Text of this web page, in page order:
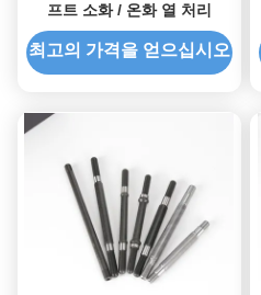
프트 소화 / 온화 열 처리
최고의 가격을 얻으십시오